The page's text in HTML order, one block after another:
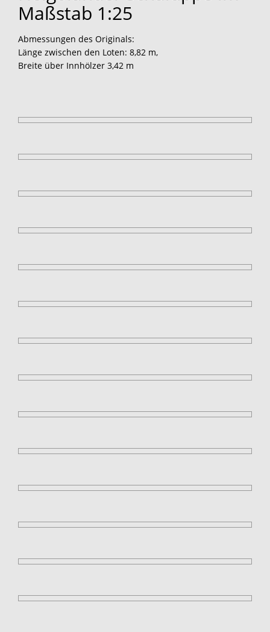
Maßstab 1:25
Abmessungen des Originals:
Länge zwischen den Loten: 8,82 m,
Breite über Innhölzer 3,42 m